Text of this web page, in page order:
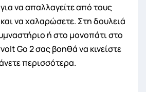
να απαλλαγείτε από τους
να χαλαρώσετε. Στη δουλειά
ή στο μονοπάτι στο
Go 2 σας βοηθά να κινείστε
περισσότερα.